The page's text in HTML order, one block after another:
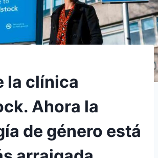
la clínica
Ahora la
de género está